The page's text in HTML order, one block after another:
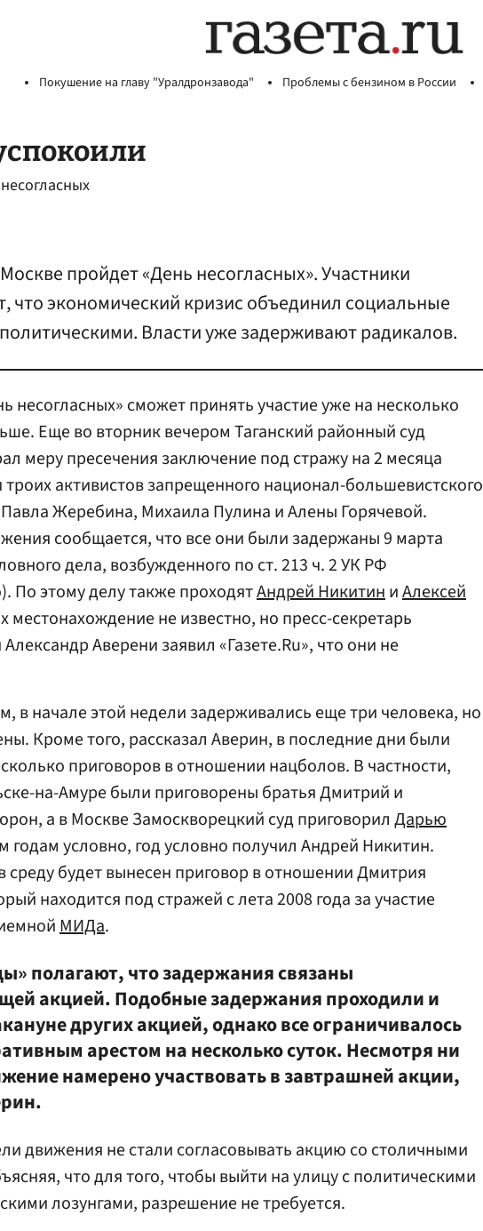
Покушение на главу "Уралдронзавода" Проблемы с бензином в России
пройдет «День несогласных». Участники
что экономический кризис объединил социальные
Власти уже задерживают радикалов.
несогласных» сможет принять участие уже на несколько
Еще во вторник вечером Таганский районный суд
меру пресечения заключение под стражу на 2 месяца
активистов запрещенного национал-большевистского
Жеребина, Михаила Пулина и Алены Горячевой.
сообщается, что все они были задержаны 9 марта
дела, возбужденного по ст. 213 ч. 2 УК РФ
По этому делу также проходятАндрей НикитиниАлексей
местонахождение не известно, но пресс-секретарь
Аверени заявил «Газете.Ru», что они не
в начале этой недели задерживались еще три человека, но
Кроме того, рассказал Аверин, в последние дни были
приговоров в отношении нацболов. В частности,
на-Амуре были приговорены братья Дмитрий и
а в Москве Замоскворецкий суд приговорил Дарью
годам условно, год условно получил Андрей Никитин.
среду будет вынесен приговор в отношении Дмитрия
находится под стражей с лета 2008 года за участие
МИДа.
полагают, что задержания связаны
акцией. Подобные задержания проходили и
других акцией, однако все ограничивалось
арестом на несколько суток. Несмотря ни
намерено участвовать в завтрашней акции,
движения не стали согласовывать акцию со столичными
что для того, чтобы выйти на улицу с политическими
лозунгами, разрешение не требуется.